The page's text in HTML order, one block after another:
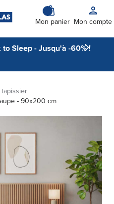
Mon panier Mon compte
Sleep - Jusqu'à -60% !
- 90x200 cm